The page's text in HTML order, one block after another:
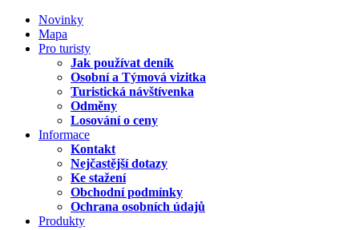
Novinky
Mapa
Pro turisty
Jak používat deník
Osobní a Týmová vizitka
Turistická návštívenka
Odměny
Losování o ceny
Informace
Kontakt
Nejčastější dotazy
Ke stažení
Obchodní podmínky
Ochrana osobních údajů
Produkty